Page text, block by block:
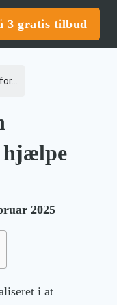
3 gratis tilbud
hjælpe
2025
i at